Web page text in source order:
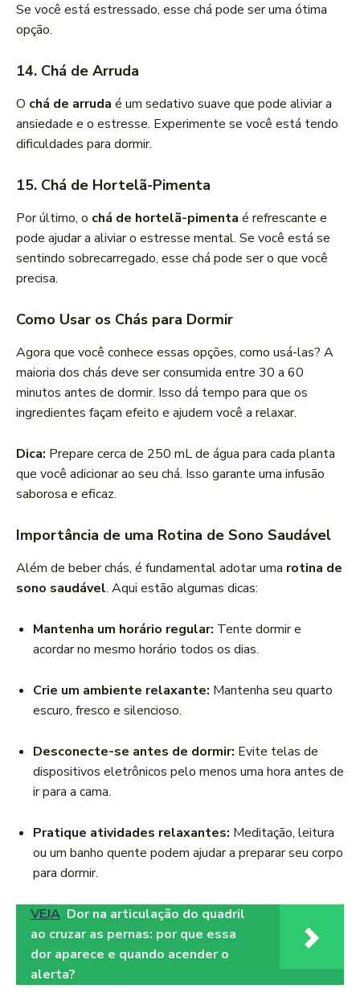
Se você está estressado, esse chá pode ser uma ótima
opção.
14. Chá de Arruda
O chá de arruda é um sedativo suave que pode aliviar a
ansiedade e o estresse. Experimente se você está tendo
dificuldades para dormir.
15. Chá de Hortelã-Pimenta
Por último, o chá de hortelã-pimenta é refrescante e
pode ajudar a aliviar o estresse mental. Se você está se
sentindo sobrecarregado, esse chá pode ser o que você
precisa.
Como Usar os Chás para Dormir
Agora que você conhece essas opções, como usá-las? A
maioria dos chás deve ser consumida entre 30 a 60
minutos antes de dormir. Isso dá tempo para que os
ingredientes façam efeito e ajudem você a relaxar.
Dica: Prepare cerca de 250 mL de água para cada planta
que você adicionar ao seu chá. Isso garante uma infusão
saborosa e eficaz.
Importância de uma Rotina de Sono Saudável
Além de beber chás, é fundamental adotar uma rotina de
sono saudável. Aqui estão algumas dicas:
Mantenha um horário regular: Tente dormir e
acordar no mesmo horário todos os dias.
Crie um ambiente relaxante: Mantenha seu quarto
escuro, fresco e silencioso.
Desconecte-se antes de dormir: Evite telas de
dispositivos eletrônicos pelo menos uma hora antes de
ir para a cama.
Pratique atividades relaxantes: Meditação, leitura
ou um banho quente podem ajudar a preparar seu corpo
para dormir.
VEJA Dor na articulação do quadril
ao cruzar as pernas: por que essa
dor aparece e quando acender o
alerta?